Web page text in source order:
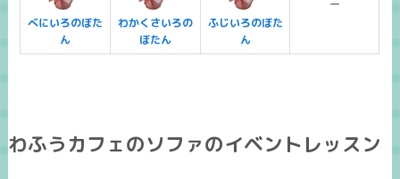
べにいろのぼた
ん
わかくさいろの
ぼたん
ふじいろのぼた
ん
ー
わふうカフェのソファのイベントレッスン